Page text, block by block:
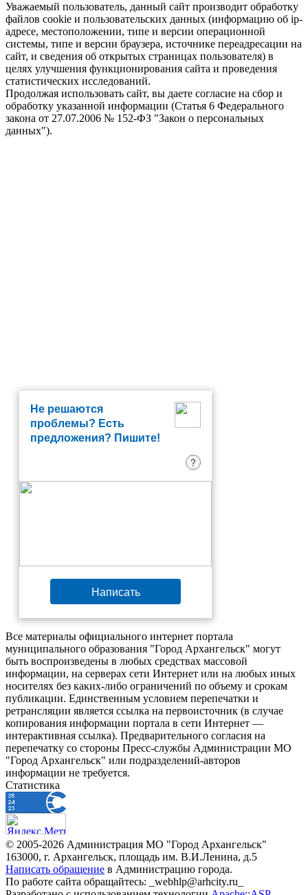
Уважаемый пользователь, данный сайт производит обработку
файлов cookie и пользовательских данных (информацию об ip-
адресе, местоположении, типе и версии операционной
системы, типе и версии браузера, источнике переадресации на
сайт, и сведения об открытых страницах пользователя) в
целях улучшения функционирования сайта и проведения
статистических исследований.
Продолжая использовать сайт, вы даете согласие на сбор и
обработку указанной информации (Статья 6 Федерального
закона от 27.07.2006 № 152-ФЗ "Закон о персональных
данных").
Не решаются
проблемы? Есть
предложения? Пишите!
?
Написать
Все материалы официального интернет портала
муниципального образования "Город Архангельск" могут
быть воспроизведены в любых средствах массовой
информации, на серверах сети Интернет или на любых иных
носителях без каких-либо ограничений по объему и срокам
публикации. Единственным условием перепечатки и
ретрансляции является ссылка на первоисточник (в случае
копирования информации портала в сети Интернет —
интерактивная ссылка). Предварительного согласия на
перепечатку со стороны Пресс-службы Администрации МО
"Город Архангельск" или подразделений-авторов
информации не требуется.
Статистика
© 2005-2026 Администрация МО "Город Архангельск"
163000, г. Архангельск, площадь им. В.И.Ленина, д.5
Написать обращение в Администрацию города.
По работе сайта обращайтесь: _webhlp@arhcity.ru_